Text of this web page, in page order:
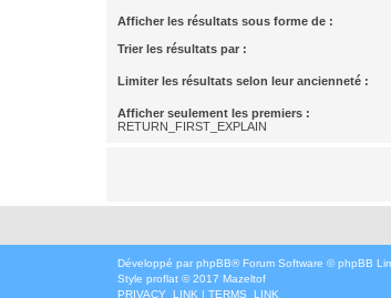
Afficher les résultats sous forme de :
Trier les résultats par :
Limiter les résultats selon leur ancienneté :
Afficher seulement les premiers :
RETURN_FIRST_EXPLAIN
Développé par phpBB® Forum Software © phpBB
Style proflat © 2017 Mazeltof
PRIVACY_LINK | TERMS_LINK